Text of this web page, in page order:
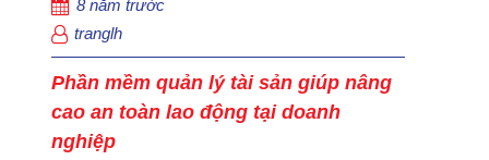
8 năm trước
tranglh
Phần mềm quản lý tài sản giúp nâng
cao an toàn lao động tại doanh
nghiệp